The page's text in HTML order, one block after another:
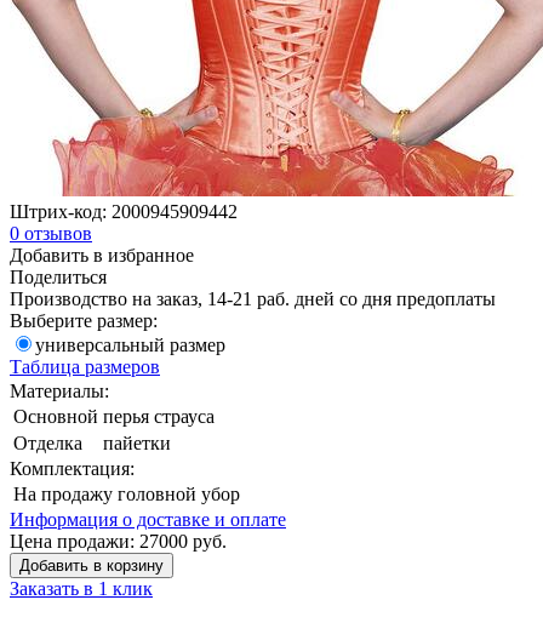
Штрих-код: 2000945909442
0 отзывов
Добавить в избранное
Поделиться
Производство на заказ, 14-21 раб. дней со дня предоплаты
Выберите размер:
универсальный размер
Таблица размеров
Материалы:
Основной перья страуса
Отделка
пайетки
Комплектация:
На продажу головной убор
Информация о доставке и оплате
Цена продажи: 27000 руб.
Добавить в корзину
Заказать в 1 клик